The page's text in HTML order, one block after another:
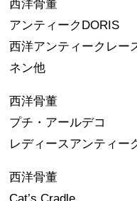
西洋骨董
アンティークDORIS
西洋アンティークレー
ネン他
西洋骨董
プチ・アールデコ
レディースアンティー
西洋骨董